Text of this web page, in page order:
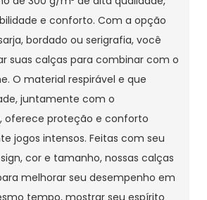
e conforto. Com a opção
bordado ou serigrafia, você
suas calças para combinar com o
O material respirável e que
juntamente com o
oferece proteção e conforto
jogos intensos. Feitas com seu
cor e tamanho, nossas calças
melhorar seu desempenho em
tempo, mostrar seu espírito